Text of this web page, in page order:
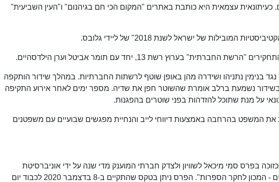
כעיתונאית עצמאית היא כותבת באתרים "המקום הכי חם בגיהנום" ו"העין השביעית"
נגד בנימין נתניהו ושידרה מהן באופן שוטף לרשתות החברתיות. במהלך שידור הותקפה
בשידור נשמעת ברלב אומרת שהשוטר חפן את שדיה. מספר ימים לאחר אירוע התקיפה
על מנת שתוכל להזדהות בפני שוטרים בהפגנות.
המשפט בהרחבה באמצעות דיווחי לייב והנחיית מפגשים שבועיים עם משפטנים
לי ברלב כזוכה בפרס סמי מיכאל לשוויון ולצדק חברתי המוענק מדי שנה על ידי אוניברסיטת
בן-גוריון, עמותת סמי מיכאל ו"הקשרים - המכון לחקר הספרות". הפרס ניתן בטקס שהתקיים ב-8 בדצמבר 2020 לכבוד יום